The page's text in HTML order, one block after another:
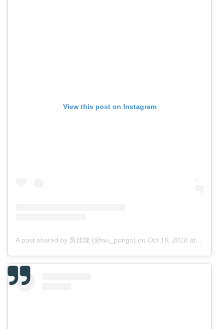
View this post on Instagram
A post shared by 吳佳隆 (@wu_pongo) on Oct 16, 2018 at 4:35am PDT